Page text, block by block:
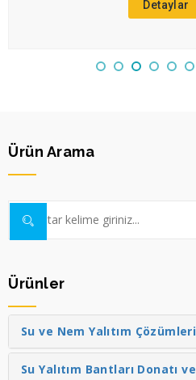
Detaylar
Ürün Arama
Ürünler
Su ve Nem Yalıtım Çözümleri
Su Yalıtım Bantları Donatı